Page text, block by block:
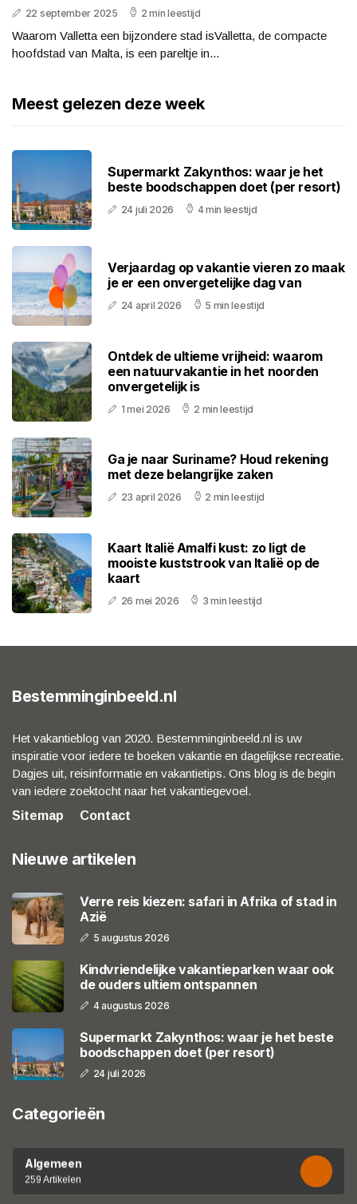
22 september 2025 2 min leestijd
Waarom Valletta een bijzondere stad isValletta, de compacte
hoofdstad van Malta, is een pareltje in...
Meest gelezen deze week
Supermarkt Zakynthos: waar je het
beste boodschappen doet (per resort)
24 juli 2026 4 min leestijd
Verjaardag op vakantie vieren zo maak
je er een onvergetelijke dag van
24 april 2026 5 min leestijd
Ontdek de ultieme vrijheid: waarom
een natuurvakantie in het noorden
onvergetelijk is
1 mei 2026 2 min leestijd
Ga je naar Suriname? Houd rekening
met deze belangrijke zaken
23 april 2026 2 min leestijd
Kaart Italië Amalfi kust: zo ligt de
mooiste kuststrook van Italië op de
kaart
26 mei 2026 3 min leestijd
Bestemminginbeeld.nl
Het vakantieblog van 2020. Bestemminginbeeld.nl is uw
inspiratie voor iedere te boeken vakantie en dagelijkse recreatie.
Dagjes uit, reisinformatie en vakantietips. Ons blog is de begin
van iedere zoektocht naar het vakantiegevoel.
Sitemap
Contact
Nieuwe artikelen
Verre reis kiezen: safari in Afrika of stad in
Azië
5 augustus 2026
Kindvriendelijke vakantieparken waar ook
de ouders ultiem ontspannen
4 augustus 2026
Supermarkt Zakynthos: waar je het beste
boodschappen doet (per resort)
24 juli 2026
Categorieën
Algemeen
259 Artikelen